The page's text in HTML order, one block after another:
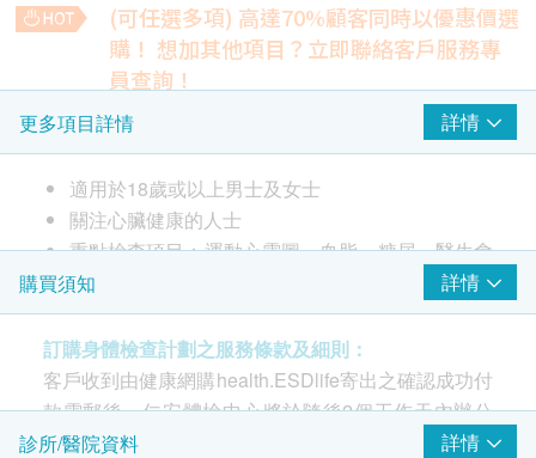
心臟檢查 重點項目
運動心電圖
2 基本項目
基本健康評估
體重
身高
血壓
脈搏率
病歷評估
血脂
(可任選多項) 高達70%顧客同時以優惠價選
購！ 想加其他項目？立即聯絡客戶服務專
員查詢！
大便常規
檢查大便性狀、顏色、寄生蟲、細菌或白血球，評估腸道感染
或消化問題。
可發現隱性感染或炎症，如有異常需進一步檢查。
HK$149.0
檢測大便中微量血液，是腸道出血或結直腸癌的早期標誌。
HK$149.0
鈣
評估骨骼及神經健康
114.0
更多項目詳情 詳情
適用於18歲或以上男士及女士
關注心臟健康的人士
重點檢查項目：運動心電圖、血脂、糖尿、醫生會
診、醫生講解報告
購買須知 詳情
訂購身體檢查計劃之服務條款及細則：
客戶收到由健康網購health.ESDlife寄出之確認成功付
款電郵後，仁安體檢中心將於隨後2個工作天內辦公
時間內，致電客戶預約身體檢查的時間及地點。客戶
診所/醫院資料
詳情